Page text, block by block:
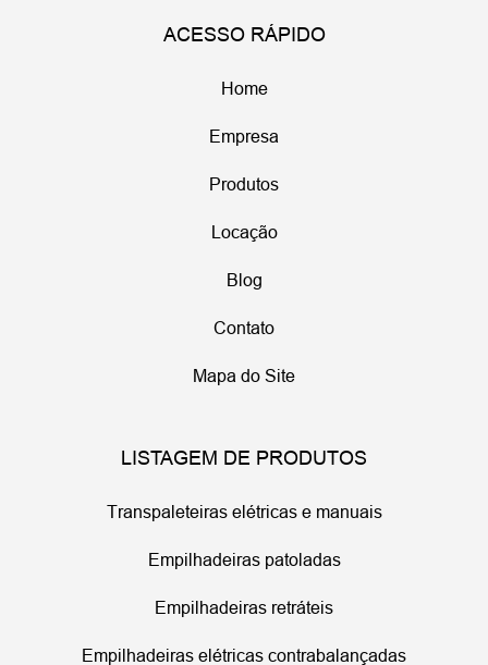
ACESSO RÁPIDO
Home
Empresa
Produtos
Locação
Blog
Contato
Mapa do Site
LISTAGEM DE PRODUTOS
Transpaleteiras elétricas e manuais
Empilhadeiras patoladas
Empilhadeiras retráteis
Empilhadeiras elétricas contrabalançadas